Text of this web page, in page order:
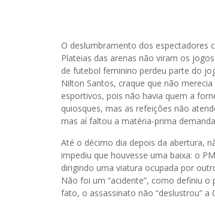
O deslumbramento dos espectadores
Plateias das arenas não viram os
de futebol feminino perdeu parte do
Nilton Santos, craque que não
esportivos, pois não havia quem a
quiosques, mas as refeições não
mas aí faltou a matéria-prima
Até o décimo dia depois da abertura,
impediu que houvesse uma baixa: o
dirigindo uma viatura ocupada por
Não foi um “acidente”, como definiu
fato, o assassinato não “deslustrou” a